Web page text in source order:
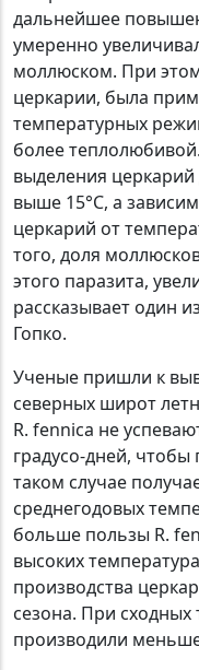
дальнейшее
умеренно
моллюском. При
церкарии, была
температурных
более
выделения
выше 15°C, а
церкарий от
того, доля
этого паразита,
рассказывает один
Гопко.
Ученые пришли к
северных широт
R. fennica не
градусо-дней,
таком случае
среднегодовых
больше пользы R.
высоких
производства
сезона. При
производили